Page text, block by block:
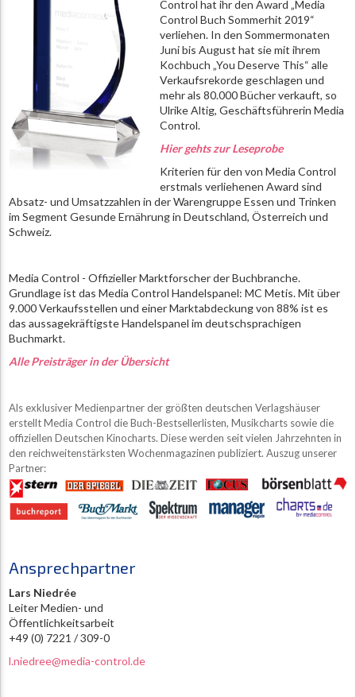
Control hat ihr den Award „Media
Control Buch Sommerhit 2019“
verliehen. In den Sommermonaten
Juni bis August hat sie mit ihrem
Kochbuch „You Deserve This“ alle
Verkaufsrekorde geschlagen und
mehr als 80.000 Bücher verkauft, so
Ulrike Altig, Geschäftsführerin Media
Control.
Hier gehts zur Leseprobe
Kriterien für den von Media Control
erstmals verliehenen Award sind
Absatz- und Umsatzzahlen in der Warengruppe Essen und Trinken
im Segment Gesunde Ernährung in Deutschland, Österreich und
Schweiz.
Media Control - Offizieller Marktforscher der Buchbranche.
Grundlage ist das Media Control Handelspanel: MC Metis. Mit über
9.000 Verkaufsstellen und einer Marktabdeckung von 88% ist es
das aussagekräftigste Handelspanel im deutschsprachigen
Buchmarkt.
Alle Preisträger in der Übersicht
Als exklusiver Medienpartner der größten deutschen Verlagshäuser
erstellt Media Control die Buch-Bestsellerlisten, Musikcharts sowie die
offiziellen Deutschen Kinocharts. Diese werden seit vielen Jahrzehnten in
den reichweitenstärksten Wochenmagazinen publiziert. Auszug unserer
Partner:
Ansprechpartner
Lars Niedrée
Leiter Medien- und
Öffentlichkeitsarbeit
+49 (0) 7221 / 309-0
l.niedree@media-control.de